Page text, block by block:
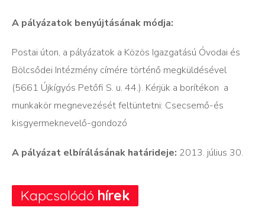
A pályázatok benyújtásának módja:
Postai úton, a pályázatok a Közös Igazgatású Óvodai és
Bölcsődei Intézmény címére történő megküldésével
(5661 Újkígyós Petőfi S. u. 44.). Kérjük a borítékon a
munkakör megnevezését feltüntetni: Csecsemő-és
kisgyermeknevelő-gondozó
A pályázat elbírálásának határideje: 2013. július 30.
Kapcsolódó hírek